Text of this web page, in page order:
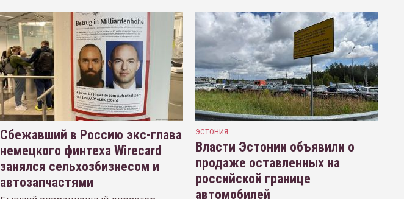
Сбежавший в Россию экс-глава
немецкого финтеха Wirecard
занялся сельхозбизнесом и
автозапчастями
ЭСТОНИЯ
Власти Эстонии объявили о
продаже оставленных на
российской границе
автомобилей